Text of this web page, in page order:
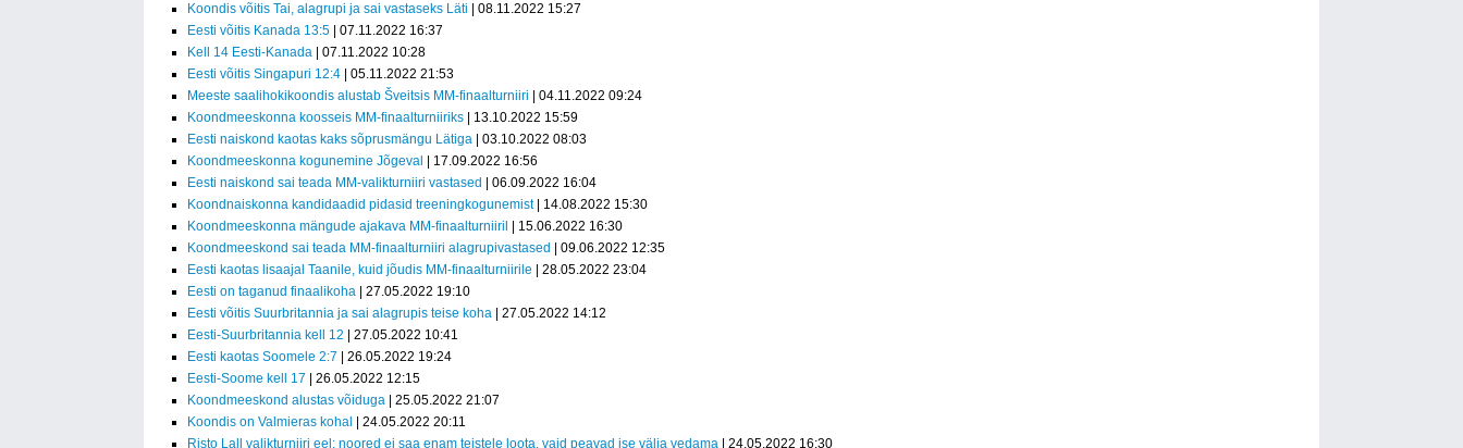
Koondis võitis Tai, alagrupi ja sai vastaseks Läti | 08.11.2022 15:27
Eesti võitis Kanada 13:5 | 07.11.2022 16:37
Kell 14 Eesti-Kanada | 07.11.2022 10:28
Eesti võitis Singapuri 12:4 | 05.11.2022 21:53
Meeste saalihokikoondis alustab Šveitsis MM-finaalturniiri | 04.11.2022 09:24
Koondmeeskonna koosseis MM-finaalturniiriks | 13.10.2022 15:59
Eesti naiskond kaotas kaks sõprusmängu Lätiga | 03.10.2022 08:03
Koondmeeskonna kogunemine Jõgeval
| 17.09.2022 16:56
Eesti naiskond sai teada MM-valikturniiri vastased
| 06.09.2022 16:04
Koondnaiskonna kandidaadid pidasid treeningkogunemist| 14.08.2022 15:30
Koondmeeskonna mängude ajakava MM-finaalturniiril
| 15.06.2022 16:30
Koondmeeskond sai teada MM-finaalturniiri alagrupivastased
| 09.06.2022 12:35
Eesti kaotas lisaajal Taanile, kuid jõudis MM-finaalturniirile | 28.05.2022 23:04
Eesti on taganud finaalikoha | 27.05.2022 19:10
Eesti võitis Suurbritannia ja sai alagrupis teise koha | 27.05.2022 14:12
Eesti-Suurbritannia kell 12 | 27.05.2022 10:41
Eesti kaotas Soomele 2:7 | 26.05.2022 19:24
Eesti-Soome kell 17 | 26.05.2022 12:15
Koondmeeskond alustas võiduga | 25.05.2022 21:07
Koondis on Valmieras kohal
| 24.05.2022 20:11
Risto Lall valikturniiri eel: noored ei saa enam teistele loota, vaid peavad ise välja vedama | 24.05.2022 16:30